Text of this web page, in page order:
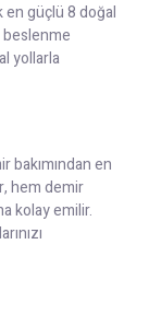
en güçlü 8 doğal
beslenme
yollarla
bakımından en
hem demir
kolay emilir.